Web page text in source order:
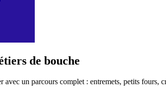
de bouche
avec un parcours complet : entremets, petits fours,